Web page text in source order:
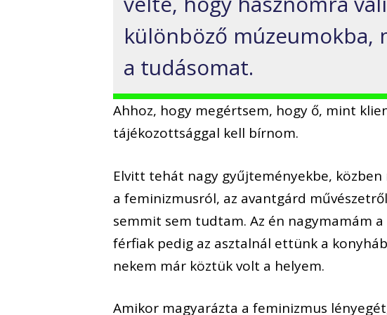
különböző
a tudásomat.
Ahhoz, hogy megértsem, hogy ő, mint
tájékozottsággal kell bírnom.
Elvitt tehát nagy gyűjteményekbe,
a feminizmusról, az avantgárd
semmit sem tudtam. Az én nagymamám
férfiak pedig az asztalnál ettünk a
nekem már köztük volt a helyem.
Amikor magyarázta a feminizmus